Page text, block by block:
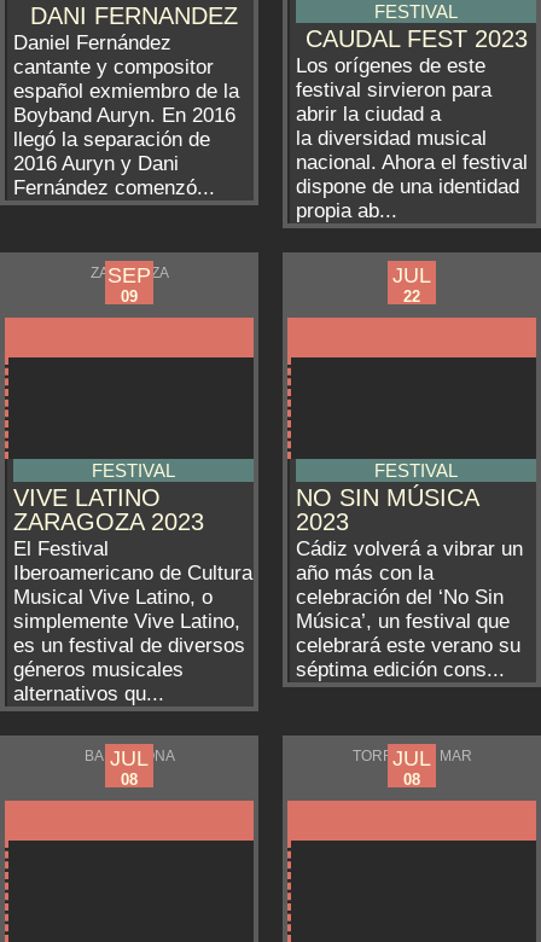
DANI FERNANDEZ
Daniel Fernández
cantante y compositor
español exmiembro de la
Boyband Auryn. En 2016
llegó la separación de
2016 Auryn y Dani
Fernández comenzó...
FESTIVAL
CAUDAL FEST 2023
Los orígenes de este
festival sirvieron para
abrir la ciudad a
la diversidad musical
nacional. Ahora el festival
dispone de una identidad
propia ab...
ZARAGOZA
SEP
08
SEP
09
FESTIVAL
VIVE LATINO
ZARAGOZA 2023
El Festival
Iberoamericano de Cultura
Musical Vive Latino, o
simplemente Vive Latino,​
es un festival de diversos
géneros musicales
alternativos qu...
CÁDIZ
JUL
20
JUL
22
FESTIVAL
NO SIN MÚSICA
2023
Cádiz volverá a vibrar un
año más con la
celebración del ‘No Sin
Música’, un festival que
celebrará este verano su
séptima edición cons...
BARCELONA
JUL
05
JUL
08
TORRE DEL MAR
JUL
05
JUL
08